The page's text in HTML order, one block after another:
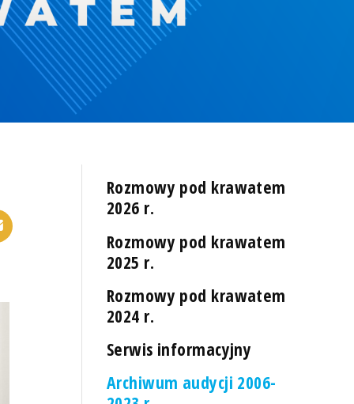
Rozmowy pod krawatem
2026 r.
Rozmowy pod krawatem
2025 r.
Rozmowy pod krawatem
2024 r.
Serwis informacyjny
Archiwum audycji 2006-